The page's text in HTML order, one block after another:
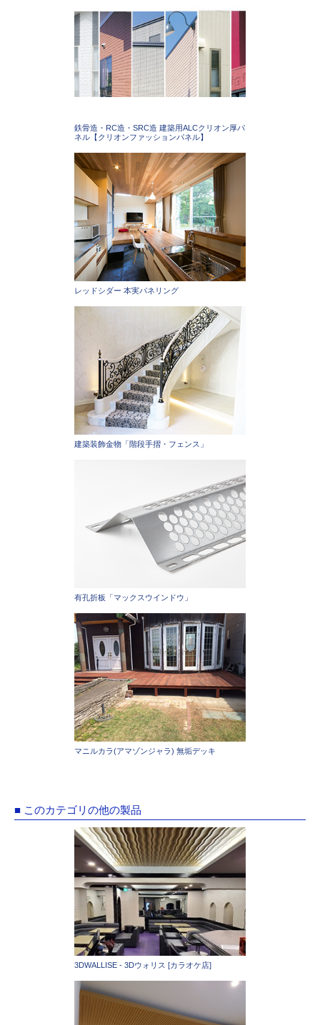
鉄骨造・RC造・SRC造 建築用ALCクリオン厚パ
ネル【クリオンファッションパネル】
レッドシダー 本実パネリング
建築装飾金物「階段手摺・フェンス」
有孔折板「マックスウインドウ」
マニルカラ(アマゾンジャラ) 無垢デッキ
■ このカテゴリの他の製品
3DWALLISE - 3Dウォリス [カラオケ店]